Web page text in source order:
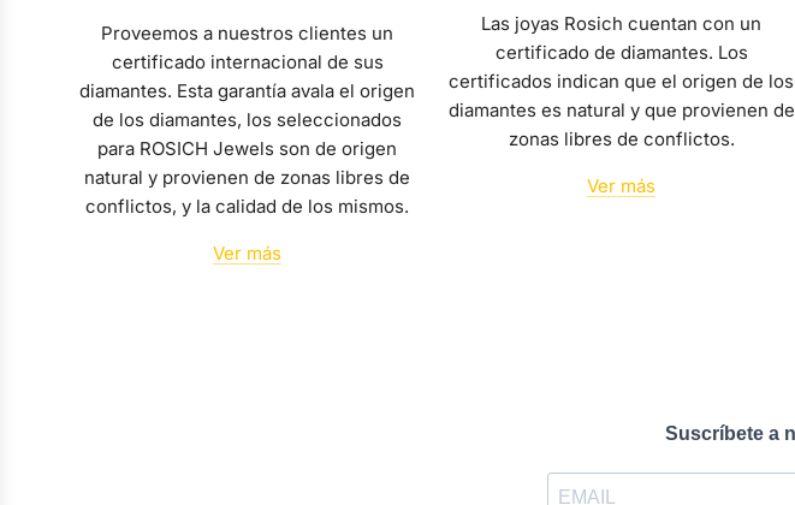
Proveemos a nuestros clientes un
certificado internacional de sus
diamantes. Esta garantía avala el origen
de los diamantes, los seleccionados
para ROSICH Jewels son de origen
natural y provienen de zonas libres de
conflictos, y la calidad de los mismos.
Ver más
Las joyas Rosich cuentan con un
certificado de diamantes. Los
certificados indican que el origen de los
diamantes es natural y que provienen de
zonas libres de conflictos.
Ver más